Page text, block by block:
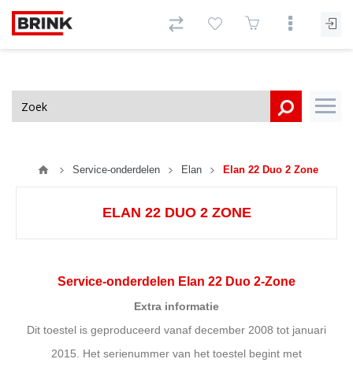
Service-onderdelen Elan Elan 22 Duo 2 Zone
ELAN 22 DUO 2 ZONE
Service-onderdelen Elan 22 Duo 2-Zone
Extra informatie
Dit toestel is geproduceerd vanaf december 2008 tot januari
2015. Het serienummer van het toestel begint met